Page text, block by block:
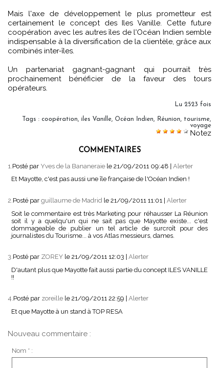
Mais l'axe de développement le plus prometteur est
certainement le concept des Iles Vanille. Cette future
coopération avec les autres îles de l'Océan Indien semble
indispensable à la diversification de la clientèle, grâce aux
combinés inter-îles.
Un partenariat gagnant-gagnant qui pourrait très
prochainement bénéficier de la faveur des tours
opérateurs.
Lu 2523 fois
Tags : coopération, iles Vanille, Océan Indien, Réunion, tourisme,
voyage
Notez
COMMENTAIRES
1. Posté par Yves de la Bananeraie le 21/09/2011 09:48
Alerter
Et Mayotte, c'est pas aussi une île française de l'Océan Indien !
2. Posté par guillaume de Madrid le 21/09/2011 11:01
Alerter
Soit le commentaire est très Marketing pour réhausser La Réunion
soit il y a quelqu'un qui ne sait pas que Mayotte existe... c'est
dommageable de publier un tel article de surcroît pour des
journalistes du Tourisme... à vos Atlas messieurs, dames.
3.Posté par ZOREY le 21/09/2011 12:03
Alerter
D'autant plus que Mayotte fait aussi partie du concept ILES VANILLE
!!
4.Posté par zoreille le 21/09/2011 22:59
Alerter
Et que Mayotte à un stand à TOP RESA
Nouveau commentaire :
Nom * :